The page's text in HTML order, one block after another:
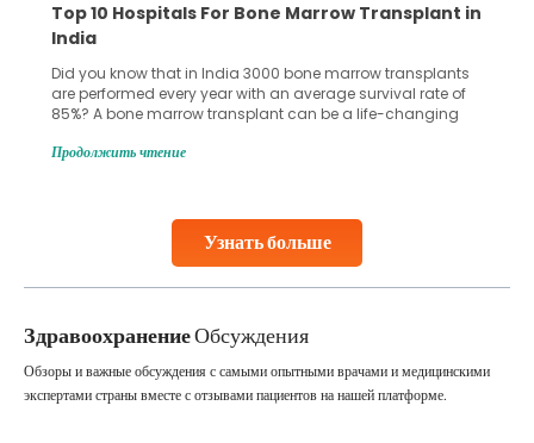
Узнать больше
Recognizing Critical Symptoms of a Frontal
Lobe Brain Tumor Could Save Your Life
Did you know that the frontal lobe of your brain is the most
common site for tumor occurrence? The frontal lobe is a
key part of your brain and is responsible for various
harm to it can lead to serious complications. However, with
Продолжить чтение
ЗдравоохранениеОбсуждения
Обзоры и важные обсуждения с самыми опытными врачами и медицинскими
экспертами страны вместе с отзывами пациентов на нашей платформе.